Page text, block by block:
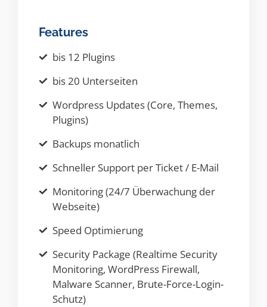
Features
bis 12 Plugins
bis 20 Unterseiten
Wordpress Updates (Core, Themes,
Plugins)
Backups monatlich
Schneller Support per Ticket / E-Mail
Monitoring (24/7 Überwachung der
Webseite)
Speed Optimierung
Security Package (Realtime Security
Monitoring, WordPress Firewall,
Malware Scanner, Brute-Force-Login-
Schutz)